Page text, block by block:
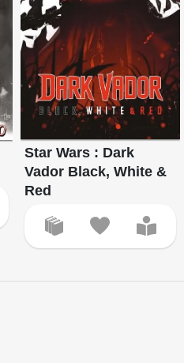
Star Wars : Dark
Vador Black, White &
Red